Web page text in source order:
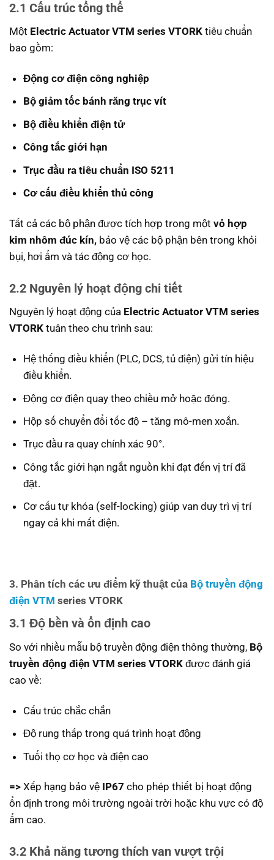
2.1 Cấu trúc tổng thể
Một Electric Actuator VTM series VTORK tiêu chuẩn
bao gồm:
Động cơ điện công nghiệp
Bộ giảm tốc bánh răng trục vít
Bộ điều khiển điện tử
Công tắc giới hạn
Trục đầu ra tiêu chuẩn ISO 5211
Cơ cấu điều khiển thủ công
Tất cả các bộ phận được tích hợp trong một vỏ hợp
kim nhôm đúc kín, bảo vệ các bộ phận bên trong khỏi
bụi, hơi ẩm và tác động cơ học.
2.2 Nguyên lý hoạt động chi tiết
Nguyên lý hoạt động của Electric Actuator VTM series
VTORK tuân theo chu trình sau:
Hệ thống điều khiển (PLC, DCS, tủ điện) gửi tín hiệu
điều khiển.
Động cơ điện quay theo chiều mở hoặc đóng.
Hộp số chuyển đổi tốc độ – tăng mô-men xoắn.
Trục đầu ra quay chính xác 90°.
Công tắc giới hạn ngắt nguồn khi đạt đến vị trí đã
đặt.
Cơ cấu tự khóa (self-locking) giúp van duy trì vị trí
ngay cả khi mất điện.
3. Phân tích các ưu điểm kỹ thuật của Bộ truyền động
điện VTM series VTORK
3.1 Độ bền và ổn định cao
So với nhiều mẫu bộ truyền động điện thông thường, Bộ
truyền động điện VTM series VTORK được đánh giá
cao về:
Cấu trúc chắc chắn
Độ rung thấp trong quá trình hoạt động
Tuổi thọ cơ học và điện cao
=> Xếp hạng bảo vệ IP67 cho phép thiết bị hoạt động
ổn định trong môi trường ngoài trời hoặc khu vực có độ
ẩm cao.
3.2 Khả năng tương thích van vượt trội